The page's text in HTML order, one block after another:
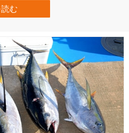
技術は、個々の患者の体質や
し、治療効果の向上と副作用
む